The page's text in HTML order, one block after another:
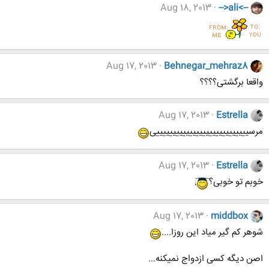
-->ali<--
Aug 18, 2013
Behnegar_mehraz8
Aug 17, 2013
واقعا برگشتی؟؟؟؟
Estrella
Aug 17, 2013
مرسییییییییییییییییییییییییییییی
Estrella
Aug 17, 2013
خوبم تو خوبی؟
middbox
Aug 17, 2013
شوهر کم گیر میاد این روزا....
اصن دیگه کسی ازدواج نمیکنه...